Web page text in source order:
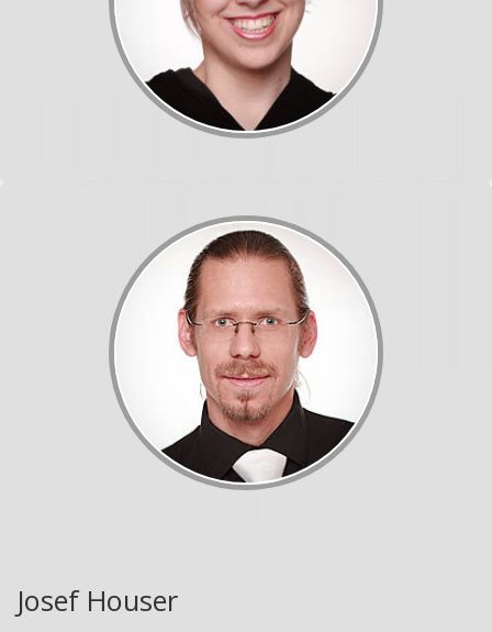
Josef Houser